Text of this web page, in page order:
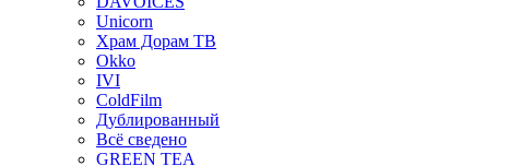
Unicorn
Храм Дорам ТВ
Okko
IVI
ColdFilm
Дублированный
Всё сведено
GREEN TEA